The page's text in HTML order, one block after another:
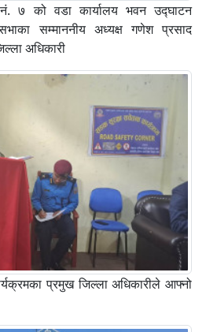
नं. ७ को वडा कार्यालय भवन उद्घाटन
सभाका सम्माननीय अध्यक्ष गणेश प्रसाद
अधिकारी
प्रमुख जिल्ला अधिकारीले आफ्नो